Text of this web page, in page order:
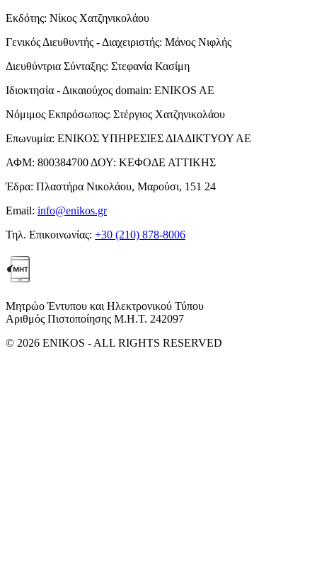
Εκδότης: Νίκος Χατζηνικολάου
Γενικός Διευθυντής - Διαχειριστής: Μάνος Νιφλής
Διευθύντρια Σύνταξης: Στεφανία Κασίμη
Ιδιοκτησία - Δικαιούχος domain: ENIKOS AE
Νόμιμος Εκπρόσωπος: Στέργιος Χατζηνικολάου
Επωνυμία: ΕΝΙΚΟΣ ΥΠΗΡΕΣΙΕΣ ΔΙΑΔΙΚΤΥΟΥ ΑΕ
ΑΦΜ: 800384700 ΔΟΥ: ΚΕΦΟΔΕ ΑΤΤΙΚΗΣ
Έδρα: Πλαστήρα Νικολάου, Μαρούσι, 151 24
Email: info@enikos.gr
Τηλ. Επικοινωνίας: +30 (210) 878-8006
Μητρώο Έντυπου και Ηλεκτρονικού Τύπου
Αριθμός Πιστοποίησης Μ.Η.Τ. 242097
© 2026 ENIKOS - ALL RIGHTS RESERVED